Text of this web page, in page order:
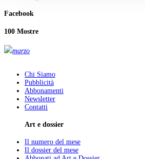
Facebook
100 Mostre
marzo
Chi Siamo
Pubblicità
Abbonamenti
Newsletter
Contatti
Art e dossier
Il numero del mese
Il dossier del mese